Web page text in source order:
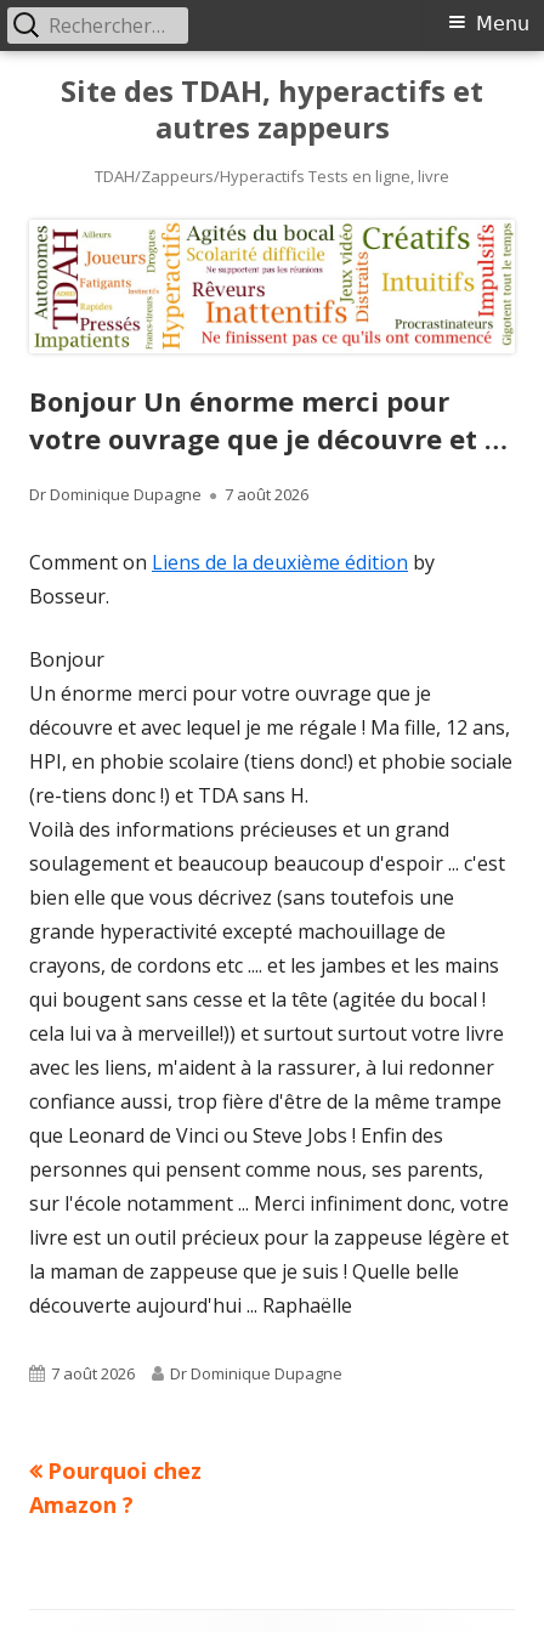
Site des TDAH, hyperactifs et
autres zappeurs
TDAH/Zappeurs/Hyperactifs Tests en ligne, livre
Primary
Menu
Menu
Rechercher :
Bonjour Un énorme merci pour
votre ouvrage que je découvre et …
Author
Dr Dominique Dupagne
Published
7 août 2026
Comment on Liens de la deuxième édition by
Bosseur.
Bonjour
Un énorme merci pour votre ouvrage que je
découvre et avec lequel je me régale ! Ma fille, 12 ans,
HPI, en phobie scolaire (tiens donc!) et phobie sociale
(re-tiens donc !) et TDA sans H.
Voilà des informations précieuses et un grand
soulagement et beaucoup beaucoup d'espoir ... c'est
bien elle que vous décrivez (sans toutefois une
grande hyperactivité excepté machouillage de
crayons, de cordons etc .... et les jambes et les mains
qui bougent sans cesse et la tête (agitée du bocal !
cela lui va à merveille!)) et surtout surtout votre livre
avec les liens, m'aident à la rassurer, à lui redonner
confiance aussi, trop fière d'être de la même trampe
que Leonard de Vinci ou Steve Jobs ! Enfin des
personnes qui pensent comme nous, ses parents,
sur l'école notamment ... Merci infiniment donc, votre
livre est un outil précieux pour la zappeuse légère et
la maman de zappeuse que je suis ! Quelle belle
découverte aujourd'hui ... Raphaëlle
Published
7 août 2026 Author
Dr Dominique Dupagne
Navigation
Previous
article:
Pourquoi chez
Amazon ?